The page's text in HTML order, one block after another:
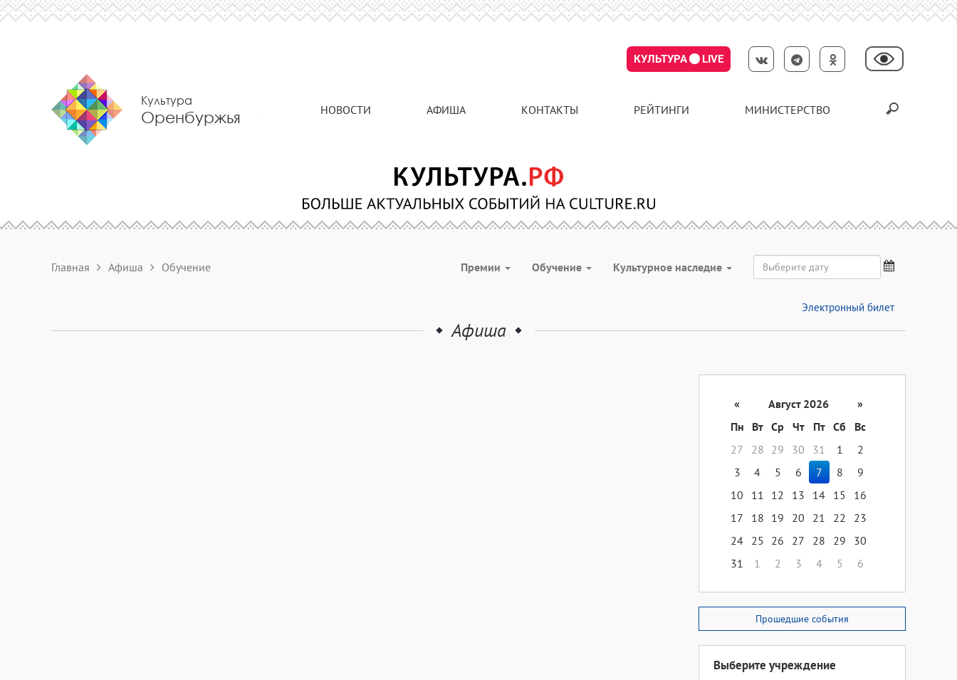
КУЛЬТУРА LIVE
Культура
Оренбуржья НОВОСТИ АФИША КОНТАКТЫ РЕЙТИНГИ МИНИСТЕРСТВО
Главная Афиша Обучение Премии Обучение Культурное наследие
Электронный билет
Афиша
« Август 2026
»
Пн
Вт Ср Чт Пт Сб
Вс
27
28 29 30 31 1
2
3
4 5 6 7 8
9
10
11 12 13 14 15
16
17
18 19 20 21 22
23
24 25 26 27 28 29
30
31
1 2 3 4 5 6
Прошедшие события
Выберите учреждение